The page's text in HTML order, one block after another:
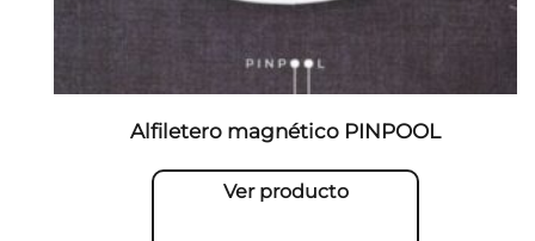
Alfiletero magnético PINPOOL
Ver producto